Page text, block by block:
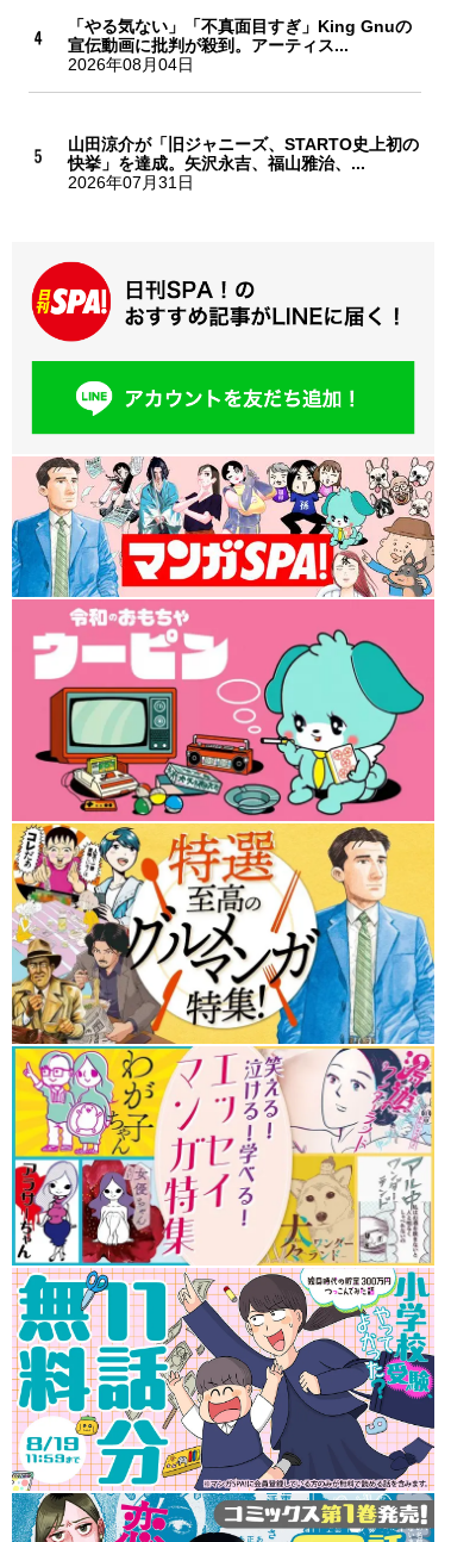
「やる気ない」「不真面目すぎ」King Gnuの
宣伝動画に批判が殺到。アーティス...
2026年08月04日
山田涼介が「旧ジャニーズ、STARTO史上初の
快挙」を達成。矢沢永吉、福山雅治、...
2026年07月31日